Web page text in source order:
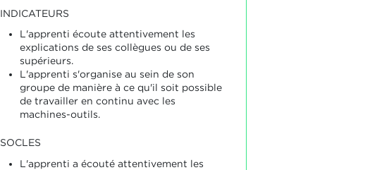
INDICATEURS
L'apprenti écoute attentivement les
explications de ses collègues ou de ses
supérieurs.
L'apprenti s'organise au sein de son
groupe de manière à ce qu'il soit possible
de travailler en continu avec les
machines-outils.
SOCLES
L'apprenti a écouté attentivement les